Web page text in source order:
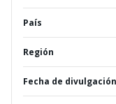
País
Región
Fecha de divulgación